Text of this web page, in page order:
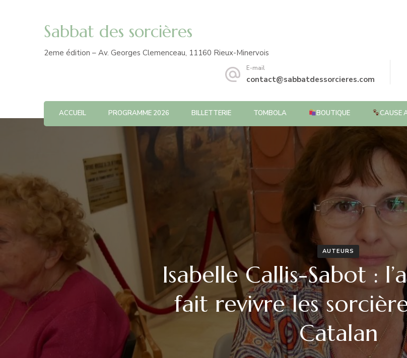
Sabbat des sorcières
2eme édition – Av. Georges Clemenceau, 11160 Rieux-Minervois
E-mail
contact@sabbatdessorcieres.com
ACCUEIL PROGRAMME 2026 BILLETTERIE TOMBOLA BOUTIQUE CAUSE
AUTEURS
Isabelle Callis-Sabot :
fait revivre les
Catalan